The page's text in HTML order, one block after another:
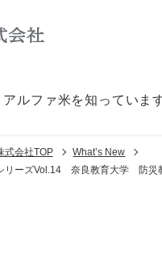
アルファ⽶を知っていま
式会社TOP
What’s New
リーズVol.14 奈良教育大学 防災